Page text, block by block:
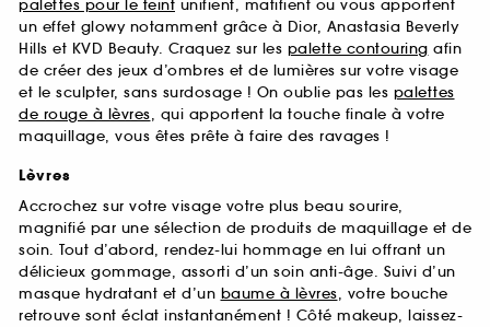
palettes pour le teint unifient, matifient ou vous apportent
un effet glowy notamment grâce à Dior, Anastasia Beverly
Hills et KVD Beauty. Craquez sur les palette contouring afin
de créer des jeux d’ombres et de lumières sur votre visage
et le sculpter, sans surdosage ! On oublie pas les palettes
de rouge à lèvres, qui apportent la touche finale à votre
maquillage, vous êtes prête à faire des ravages !
Lèvres
Accrochez sur votre visage votre plus beau sourire,
magnifié par une sélection de produits de maquillage et de
soin. Tout d’abord, rendez-lui hommage en lui offrant un
délicieux gommage, assorti d’un soin anti-âge. Suivi d’un
masque hydratant et d’un baume à lèvres, votre bouche
retrouve sont éclat instantanément ! Côté makeup, laissez-